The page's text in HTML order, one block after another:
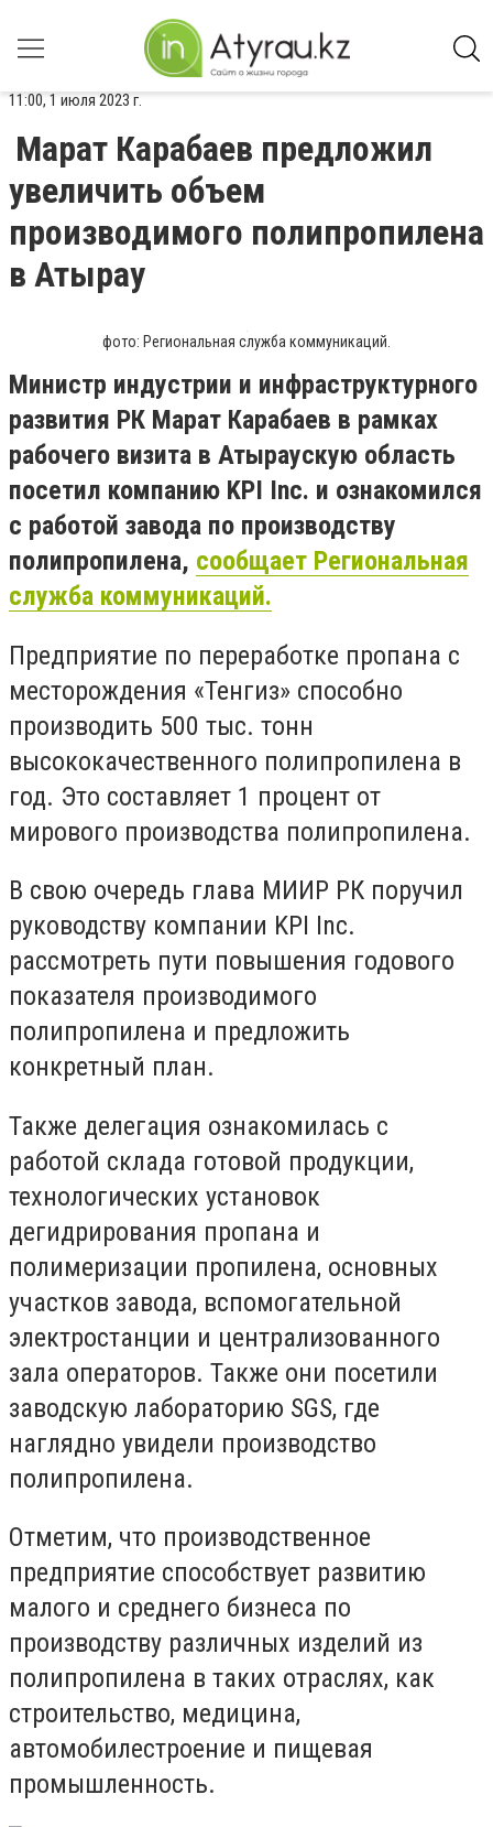
11:00, 1 июля 2023 г.
Марат Карабаев предложил
увеличить объем
производимого полипропилена
в Атырау
фото: Региональная служба коммуникаций.
Министр индустрии и инфраструктурного
развития РК Марат Карабаев в рамках
рабочего визита в Атыраускую область
посетил компанию KPI Inc. и ознакомился
с работой завода по производству
полипропилена, сообщает Региональная
служба коммуникаций.
Предприятие по переработке пропана с
месторождения «Тенгиз» способно
производить 500 тыс. тонн
высококачественного полипропилена в
год. Это составляет 1 процент от
мирового производства полипропилена.
В свою очередь глава МИИР РК поручил
руководству компании KPI Inc.
рассмотреть пути повышения годового
показателя производимого
полипропилена и предложить
конкретный план.
Также делегация ознакомилась с
работой склада готовой продукции,
технологических установок
дегидрирования пропана и
полимеризации пропилена, основных
участков завода, вспомогательной
электростанции и централизованного
зала операторов. Также они посетили
заводскую лабораторию SGS, где
наглядно увидели производство
полипропилена.
Отметим, что производственное
предприятие способствует развитию
малого и среднего бизнеса по
производству различных изделий из
полипропилена в таких отраслях, как
строительство, медицина,
автомобилестроение и пищевая
промышленность.